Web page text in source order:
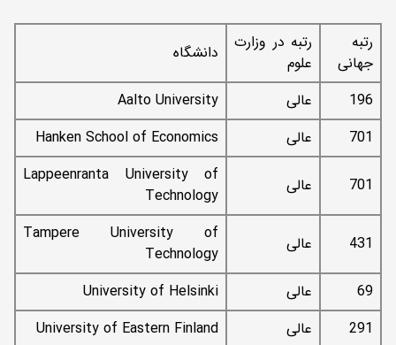
رتبه
جهانی
رتبه در وزارت
علوم
دانشگاه
196 عالی
Aalto University
701
عالی Hanken School of Economics
701 عالی
Lappeenranta University of
Technology
431 عالی
Tampere University of
Technology
69
عالی
University of Helsinki
291
عالی University of Eastern Finland